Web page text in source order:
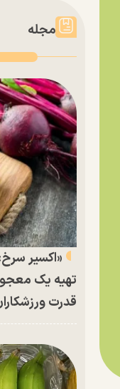
مجله
«اکسیر
تهیه یک
قدرت